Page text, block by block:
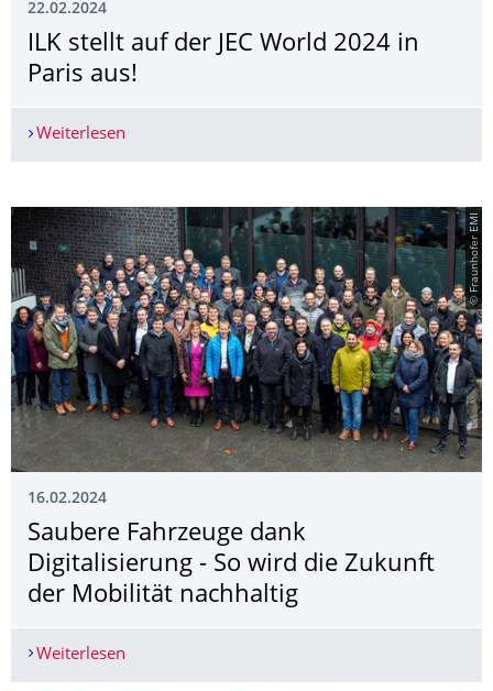
22.02.2024
­ILK stellt auf der JEC World 2024 in
Paris aus!
Weiterlesen
© Fraunhofer EMI
16.02.2024
Saubere Fahrzeuge dank
Digitalisierung - So wird die Zukunft
der Mobilität nachhaltig
Weiterlesen